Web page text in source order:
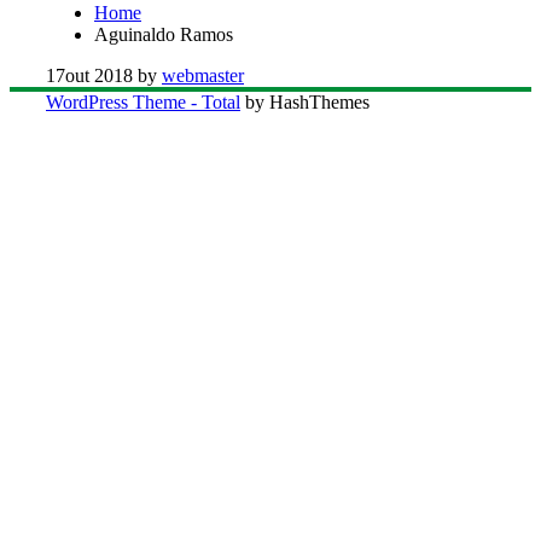
Home
Aguinaldo Ramos
17out 2018 by webmaster
WordPress Theme - Total by HashThemes